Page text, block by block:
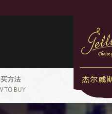
方法
TO BUY